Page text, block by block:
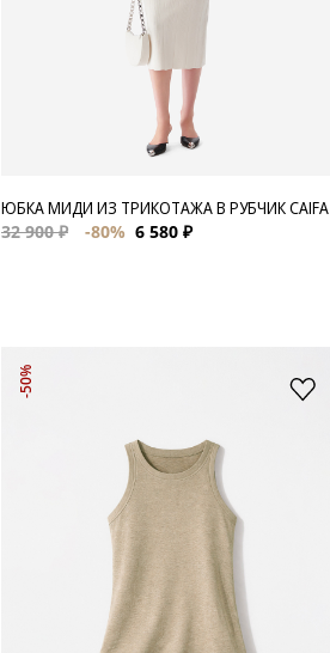
ЮБКА МИДИ ИЗ ТРИКОТАЖА В РУБЧИК CAIFA
32 900 ₽
-80% 6 580 ₽
-50%